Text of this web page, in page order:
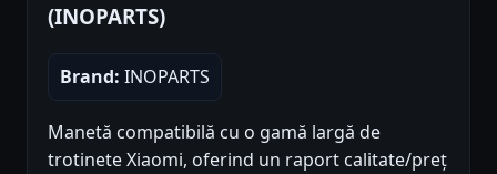
(INOPARTS)
Brand: INOPARTS
Manetă compatibilă cu o gamă largă de
trotinete Xiaomi, oferind un raport calitate/preț